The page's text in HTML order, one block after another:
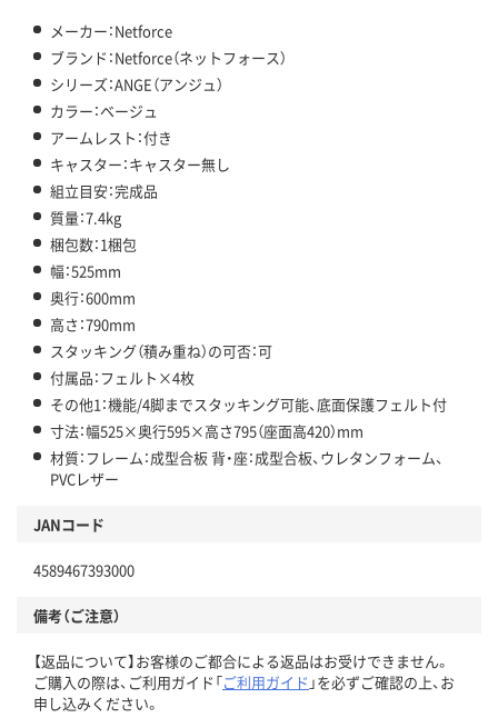
メーカー：Netforce
ブランド：Netforce（ネットフォース）
シリーズ：ANGE（アンジュ）
カラー：ベージュ
アームレスト：付き
キャスター：キャスター無し
組立目安：完成品
質量：7.4kg
梱包数：1梱包
幅：525mm
奥行：600mm
高さ：790mm
スタッキング（積み重ね）の可否：可
付属品：フェルト×4枚
その他1：機能/4脚までスタッキング可能、底面保護フェルト付
寸法：幅525×奥行595×高さ795（座面高420）mm
材質：フレーム：成型合板 背・座：成型合板、ウレタンフォーム、
PVCレザー
JANコード
4589467393000
備考（ご注意）
【返品について】お客様のご都合による返品はお受けできません。
ご購入の際は、ご利用ガイド「ご利用ガイド 」を必ずご確認の上、お
申し込みください。